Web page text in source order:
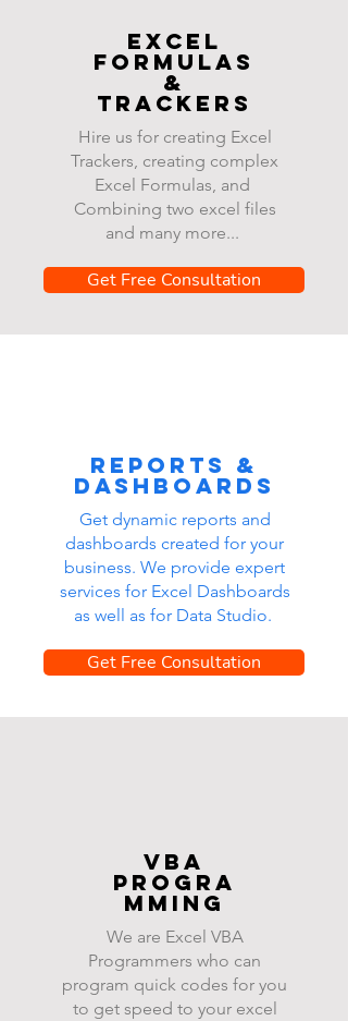
Excel
FOrmulas
&
Trackers
Hire us for creating Excel
Trackers, creating complex
Excel Formulas, and
Combining two excel files
and many more...
Get Free Consultation
Reports &
dashboards
Get dynamic reports and
dashboards created for your
business. We provide expert
services for Excel Dashboards
as well as for Data Studio.
Get Free Consultation
VBA
progra
mming
We are Excel VBA
Programmers who can
program quick codes for you
to get speed to your excel